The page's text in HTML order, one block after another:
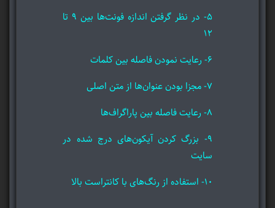
۵- در نظر گرفتن اندازه فونت‌ها بین ۹ تا
۱۲
۶- رعایت نمودن فاصله بین کلمات
۷- مجزا بودن عنوان‌ها از متن اصلی
۸- رعایت فاصله بین پاراگراف‌ها
۹- بزرگ کردن آیکون‌های درج شده در
سایت
۱۰- استفاده از رنگ‌های با کانتراست بالا